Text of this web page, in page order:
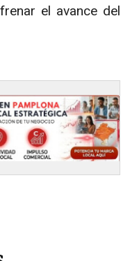
el avance del